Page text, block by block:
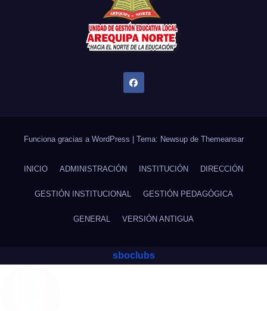
Funciona gracias a WordPress | Tema: Newsup de Themeansar
INICIO ADMINISTRACIÓN INSTITUCIÓN DIRECCIÓN
GESTIÓN INSTITUCIONAL GESTIÓN PEDAGÓGICA
GENERAL VERSIÓN ANTIGUA
sboclubs